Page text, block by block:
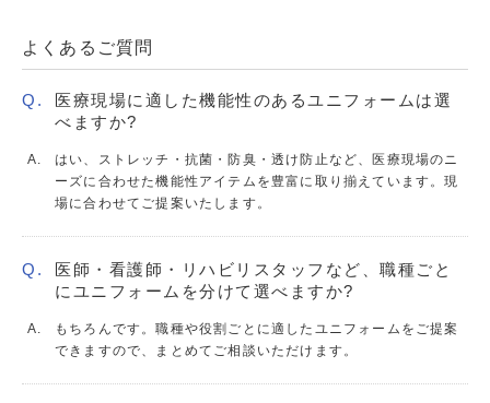
よくあるご質問
医療現場に適した機能性のあるユニフォームは選
べますか?
はい、ストレッチ・抗菌・防臭・透け防止など、医療現場のニ
ーズに合わせた機能性アイテムを豊富に取り揃えています。現
場に合わせてご提案いたします。
医師・看護師・リハビリスタッフなど、職種ごと
にユニフォームを分けて選べますか?
もちろんです。職種や役割ごとに適したユニフォームをご提案
できますので、まとめてご相談いただけます。